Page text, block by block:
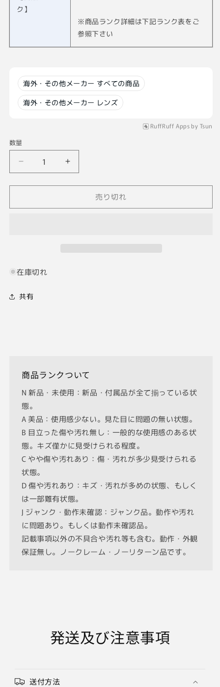
ク】
※商品ランク詳細は下記ランク表をご
参照下さい
海外・その他メーカー すべての商品
海外・その他メーカー レンズ
RuffRuff Apps by Tsun
数量
Kogaku
Topcor-
5cm
ン
年
ウ
ン
ト
ト
プ
コ
ー
ル
S
の
数
を
減
ら
す
Tokyo
Kogaku
Topcor-
5cm
ウ
ン
プ
コ
ー
ル
の
数
量
を
増
や
す
売り切れ
在庫切れ
共有
商品ランクついて
N 新品・未使用：新品・付属品が全て揃っている状
態。
A 美品：使用感少ない。見た目に問題の無い状態。
B 目立った傷や汚れ無し：一般的な使用感のある状
態。キズ僅かに見受けられる程度。
C やや傷や汚れあり：傷・汚れが多少見受けられる
状態。
D 傷や汚れあり：キズ・汚れが多めの状態、もしく
は一部難有状態。
J ジャンク・動作未確認：ジャンク品。動作や汚れ
に問題あり。もしくは動作未確認品。
記載事項以外の不具合や汚れ等も含む。動作・外観
保証無し。ノークレーム・ノーリターン品です。
発送及び注意事項
送付方法